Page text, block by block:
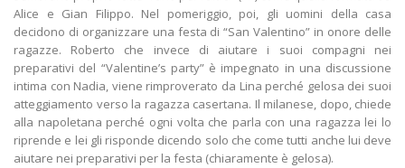
Alice e Gian Filippo. Nel pomeriggio, poi, gli uomini della casa
decidono di organizzare una festa di “San Valentino” in onore delle
ragazze. Roberto che invece di aiutare i suoi compagni nei
preparativi del “Valentine’s party” è impegnato in una discussione
intima con Nadia, viene rimproverato da Lina perché gelosa dei suoi
atteggiamento verso la ragazza casertana. Il milanese, dopo, chiede
alla napoletana perché ogni volta che parla con una ragazza lei lo
riprende e lei gli risponde dicendo solo che come tutti anche lui deve
aiutare nei preparativi per la festa (chiaramente è gelosa).